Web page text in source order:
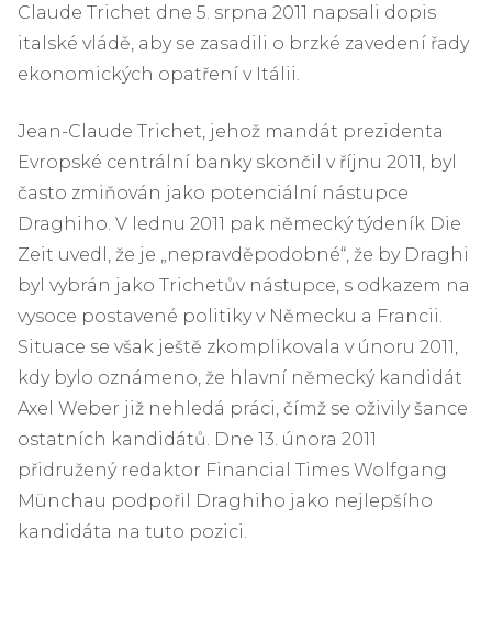
Claude Trichet dne 5. srpna 2011 napsali dopis
italské vládě, aby se zasadili o brzké zavedení řady
ekonomických opatření v Itálii.
Jean-Claude Trichet, jehož mandát prezidenta
Evropské centrální banky skončil v říjnu 2011, byl
často zmiňován jako potenciální nástupce
Draghiho. V lednu 2011 pak německý týdeník Die
Zeit uvedl, že je „nepravděpodobné“, že by Draghi
byl vybrán jako Trichetův nástupce, s odkazem na
vysoce postavené politiky v Německu a Francii.
Situace se však ještě zkomplikovala v únoru 2011,
kdy bylo oznámeno, že hlavní německý kandidát
Axel Weber již nehledá práci, čímž se oživily šance
ostatních kandidátů. Dne 13. února 2011
přidružený redaktor Financial Times Wolfgang
Münchau podpořil Draghiho jako nejlepšího
kandidáta na tuto pozici.